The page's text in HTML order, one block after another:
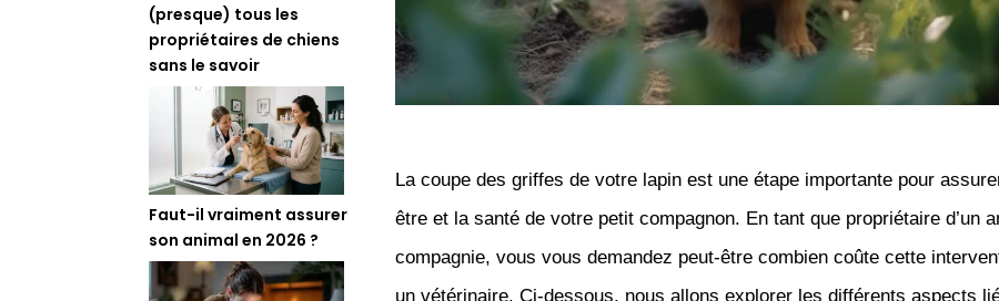
(presque) tous les
propriétaires de chiens
sans le savoir
Faut-il vraiment assurer
son animal en 2026 ?
La coupe des griffes de votre lapin est une étape importante pour
être et la santé de votre petit compagnon. En tant que propriétaire d’un
compagnie, vous vous demandez peut-être combien coûte cette
un vétérinaire. Ci-dessous, nous allons explorer les différents aspects